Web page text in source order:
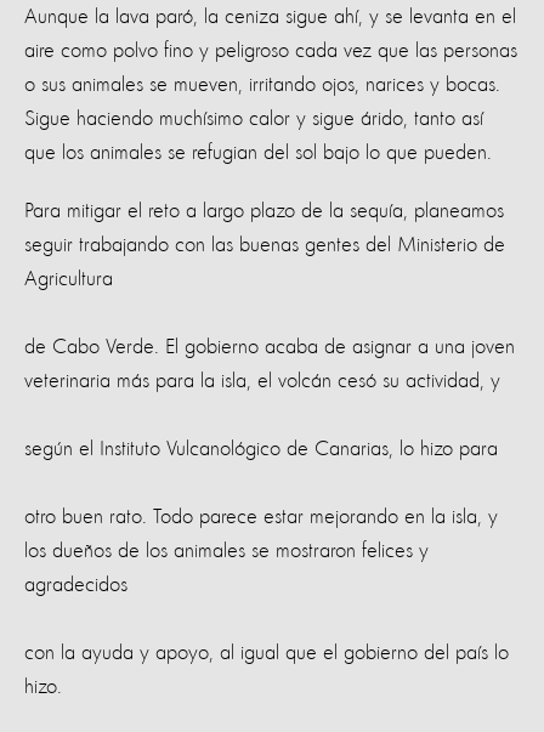
Aunque la lava paró, la ceniza sigue ahí, y se levanta en el
aire como polvo fino y peligroso cada vez que las personas
o sus animales se mueven, irritando ojos, narices y bocas.
Sigue haciendo muchísimo calor y sigue árido, tanto así
que los animales se refugian del sol bajo lo que pueden.
Para mitigar el reto a largo plazo de la sequía, planeamos
seguir trabajando con las buenas gentes del Ministerio de
Agricultura
de Cabo Verde. El gobierno acaba de asignar a una joven
veterinaria más para la isla, el volcán cesó su actividad, y
según el Instituto Vulcanológico de Canarias, lo hizo para
otro buen rato. Todo parece estar mejorando en la isla, y
los dueños de los animales se mostraron felices y
agradecidos
con la ayuda y apoyo, al igual que el gobierno del país lo
hizo.